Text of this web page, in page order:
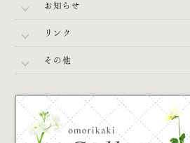
お知らせ
リンク
その他